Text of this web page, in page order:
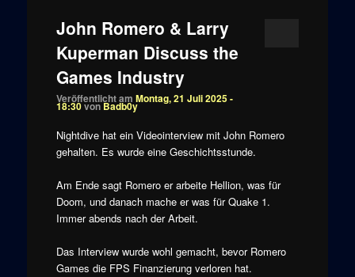
John Romero & Larry
Kuperman Discuss the
Games Industry
Veröffentlicht am Montag, 21 Juli 2025 -
18:30vonBadb0y
Nightdive hat ein Videointerview mit John Romero
gehalten. Es wurde eine Geschichtsstunde.
Am Ende sagt Romero er arbeite Hellion, was für
Doom, und danach mache er was für Quake 1.
Immer abends nach der Arbeit.
Das Interview wurde wohl gemacht, bevor Romero
Games die FPS Finanzierung verloren hat.